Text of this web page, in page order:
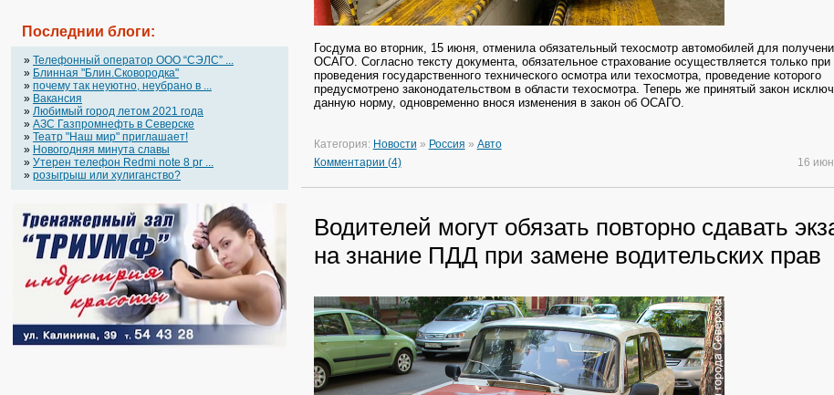
Последнии блоги:
» Телефонный оператор OOO “СЭЛС” ...
» Блинная "Блин.Сковородка"
» почему так неуютно, неубрано в ...
» Вакансия
» Любимый город летом 2021 года
» АЗС Газпромнефть в Северске
» Театр "Наш мир" приглашает!
» Новогодняя минута славы
» Утерен телефон Redmi note 8 pr ...
» розыгрыш или хулиганство?
Госдума во вторник, 15 июня, отменила обязательный техосмотр автомобилей для
ОСАГО. Согласно тексту документа, обязательное страхование осуществляется только
проведения государственного технического осмотра или техосмотра, проведение которого
предусмотрено законодательством в области техосмотра. Теперь же принятый закон
данную норму, одновременно внося изменения в закон об ОСАГО.
Категория: Новости » Россия » Авто
Комментарии (4)
16
Водителей могут обязать повторно сдавать
на знание ПДД при замене водительских прав